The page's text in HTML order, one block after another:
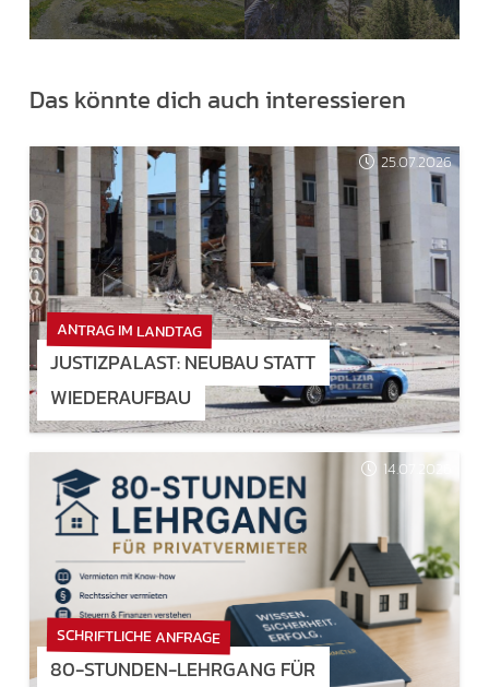
Das könnte dich auch interessieren
25.07.2026
ANTRAG IM LANDTAG
JUSTIZPALAST: NEUBAU STATT
WIEDERAUFBAU
14.07.2026
SCHRIFTLICHE ANFRAGE
80-STUNDEN-LEHRGANG FÜR